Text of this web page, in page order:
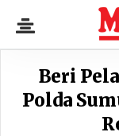
Beri
Polda